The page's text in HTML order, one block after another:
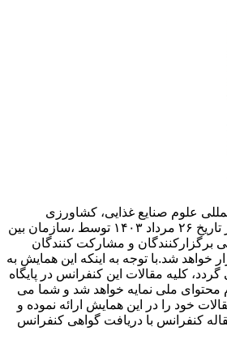
علوم صنایع غذایی، کشاورزی
ارگانیک و امنیت غذایی در تاریخ ۲۶ مرداد ۱۴۰۳ توسط ،سازمان بین
برگزارکنندگان و مشارکت کنندگان
خواهد شد.با توجه به اینکه این همایش به
کلیه مقالات این کنفرانس در پایگاه
محتوای ملی نمایه خواهد شد و شما می
خود را در این همایش ارائه نموده و
کنفرانس با دریافت گواهی کنفرانس